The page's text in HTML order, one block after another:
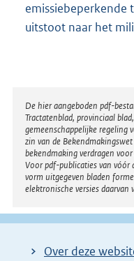
emissiebeperkende
uitstoot naar het
Disclaimer
De hier aangeboden pdf-
Tractatenblad, provinciaal
gemeenschappelijke regeling
zin van de
bekendmaking verdragen
Voor pdf-publicaties van vóór
vorm uitgegeven bladen
elektronische versies daarvan
Over deze